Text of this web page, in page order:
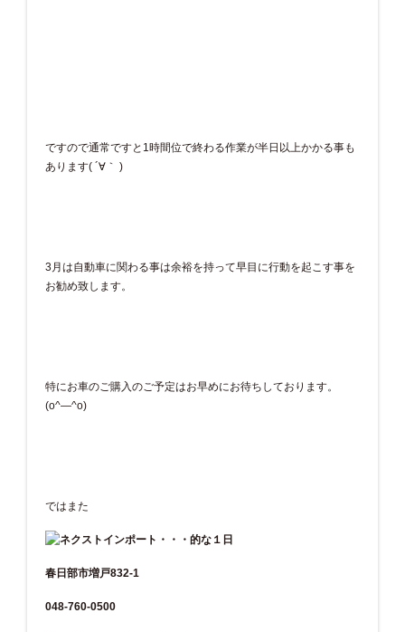
ですので通常ですと1時間位で終わる作業が半日以上かかる事も
あります( ´∀｀ )
3月は自動車に関わる事は余裕を持って早目に行動を起こす事を
お勧め致します。
特にお車のご購入のご予定はお早めにお待ちしております。
(o^―^o)
ではまた
春日部市増戸832-1
048-760-0500